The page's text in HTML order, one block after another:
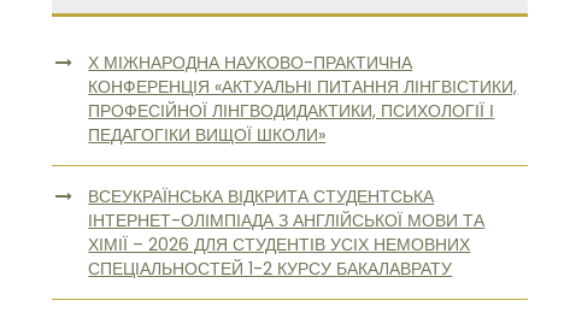
Х МІЖНАРОДНА НАУКОВО-ПРАКТИЧНА
КОНФЕРЕНЦІЯ «АКТУАЛЬНІ ПИТАННЯ ЛІНГВІСТИКИ,
ПРОФЕСІЙНОЇ ЛІНГВОДИДАКТИКИ, ПСИХОЛОГІЇ І
ПЕДАГОГІКИ ВИЩОЇ ШКОЛИ»
ВСЕУКРАЇНСЬКА ВІДКРИТА СТУДЕНТСЬКА
ІНТЕРНЕТ-ОЛІМПІАДА З АНГЛІЙСЬКОЇ МОВИ ТА
ХІМІЇ – 2026 ДЛЯ СТУДЕНТІВ УСІХ НЕМОВНИХ
СПЕЦІАЛЬНОСТЕЙ 1-2 КУРСУ БАКАЛАВРАТУ